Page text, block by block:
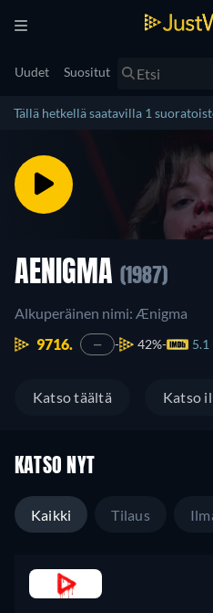
Uudet Suositut
Tällä hetkellä saatavilla 1
AENIGMA (1987)
Alkuperäinen nimi: Ænigma
9716.
— 42% 5.1
Katso täältä Katso
KATSO NYT
Kaikki Tilaus